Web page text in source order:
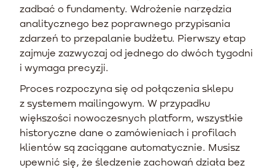
zadbać o fundamenty. Wdrożenie narzędzia
analitycznego bez poprawnego przypisania
zdarzeń to przepalanie budżetu. Pierwszy etap
zajmuje zazwyczaj od jednego do dwóch tygodni
i wymaga precyzji.
Proces rozpoczyna się od połączenia sklepu
z systemem mailingowym. W przypadku
większości nowoczesnych platform, wszystkie
historyczne dane o zamówieniach i profilach
klientów są zaciągane automatycznie. Musisz
upewnić się, że śledzenie zachowań działa bez